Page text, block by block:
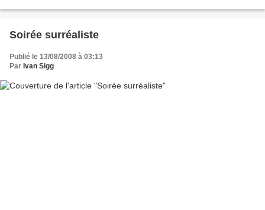
Soirée surréaliste
Publié le 13/08/2008 à 03:13
Par Ivan Sigg